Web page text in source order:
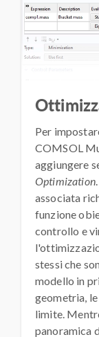
Per
COMSOL
aggiungere
Optimization
associata
funzione
controllo e
stessi che
modello in
geometria,
limite.
panoramica